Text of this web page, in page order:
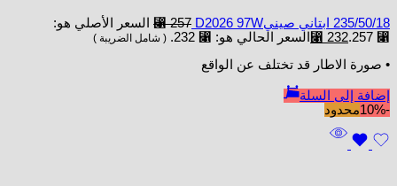
235/50/18 ابتاني صينيD2026 97W ⃁257
السعر الأصلي هو:
⃁ 257.
⃁ 232 السعر الحالي هو: ⃁ 232. ( شامل الضريبة )
• صورة الاطار قد تختلف عن الواقع
إضافة إلى السلة
-10%
محدود